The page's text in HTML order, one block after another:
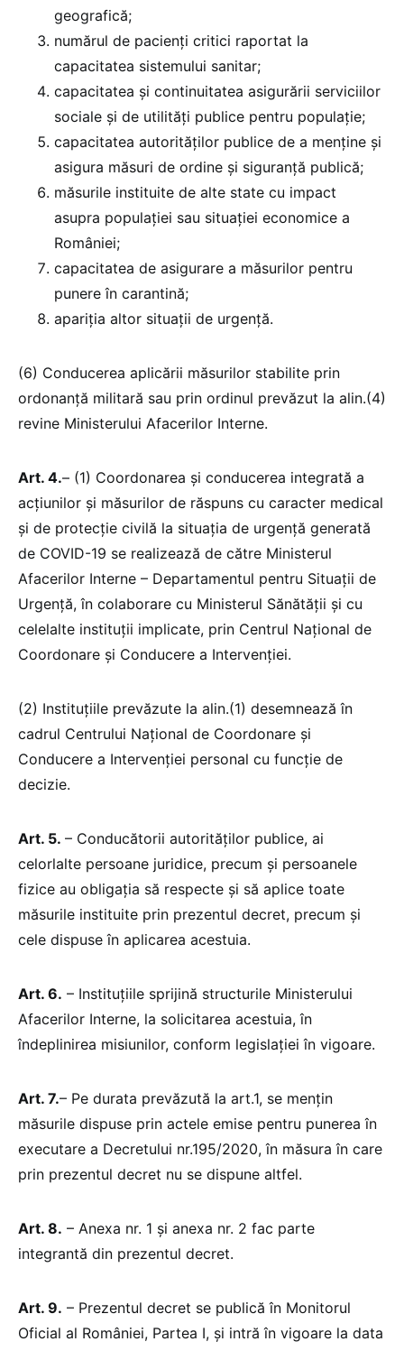
geografică;
numărul de pacienți critici raportat la
capacitatea sistemului sanitar;
capacitatea și continuitatea asigurării serviciilor
sociale și de utilități publice pentru populație;
capacitatea autorităților publice de a menține și
asigura măsuri de ordine și siguranță publică;
măsurile instituite de alte state cu impact
asupra populației sau situației economice a
României;
capacitatea de asigurare a măsurilor pentru
punere în carantină;
apariția altor situații de urgență.
(6) Conducerea aplicării măsurilor stabilite prin
ordonanță militară sau prin ordinul prevăzut la alin.(4)
revine Ministerului Afacerilor Interne.
Art. 4.– (1) Coordonarea și conducerea integrată a
acțiunilor și măsurilor de răspuns cu caracter medical
și de protecție civilă la situația de urgență generată
de COVID-19 se realizează de către Ministerul
Afacerilor Interne – Departamentul pentru Situații de
Urgență, în colaborare cu Ministerul Sănătății și cu
celelalte instituții implicate, prin Centrul Național de
Coordonare și Conducere a Intervenției.
(2) Instituțiile prevăzute la alin.(1) desemnează în
cadrul Centrului Național de Coordonare și
Conducere a Intervenției personal cu funcție de
decizie.
Art. 5. – Conducătorii autorităților publice, ai
celorlalte persoane juridice, precum și persoanele
fizice au obligația să respecte și să aplice toate
măsurile instituite prin prezentul decret, precum și
cele dispuse în aplicarea acestuia.
Art. 6. – Instituțiile sprijină structurile Ministerului
Afacerilor Interne, la solicitarea acestuia, în
îndeplinirea misiunilor, conform legislației în vigoare.
Art. 7.– Pe durata prevăzută la art.1, se mențin
măsurile dispuse prin actele emise pentru punerea în
executare a Decretului nr.195/2020, în măsura în care
prin prezentul decret nu se dispune altfel.
Art. 8. – Anexa nr. 1 și anexa nr. 2 fac parte
integrantă din prezentul decret.
Art. 9. – Prezentul decret se publică în Monitorul
Oficial al României, Partea I, și intră în vigoare la data